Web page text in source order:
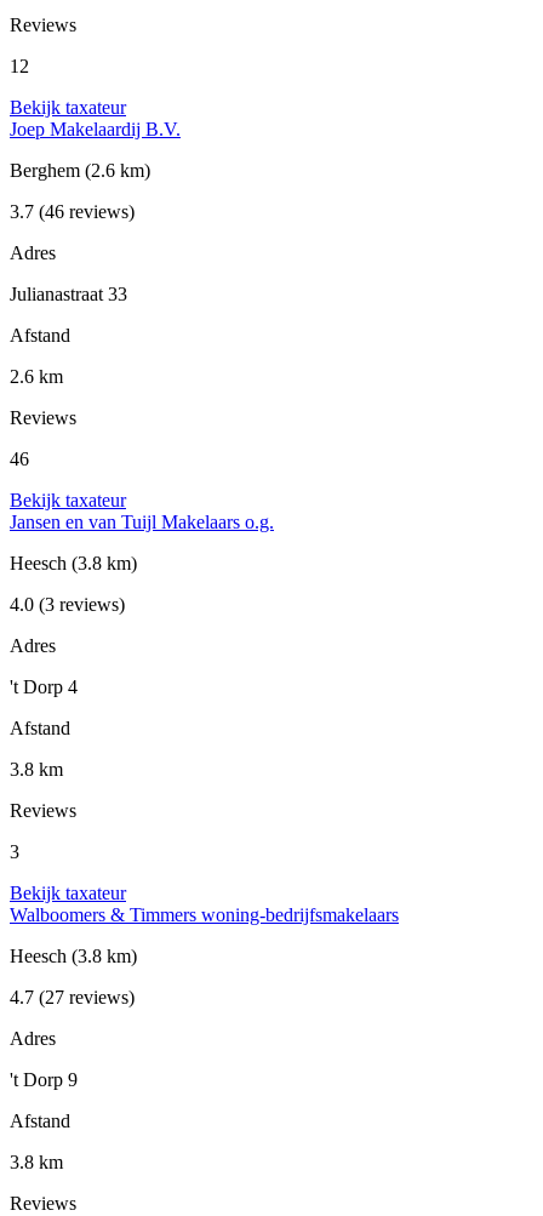
Reviews
12
Bekijk taxateur
Joep Makelaardij B.V.
Berghem (2.6 km)
3.7 (46 reviews)
Adres
Julianastraat 33
Afstand
2.6 km
Reviews
46
Bekijk taxateur
Jansen en van Tuijl Makelaars o.g.
Heesch (3.8 km)
4.0 (3 reviews)
Adres
't Dorp 4
Afstand
3.8 km
Reviews
3
Bekijk taxateur
Walboomers & Timmers woning-bedrijfsmakelaars
Heesch (3.8 km)
4.7 (27 reviews)
Adres
't Dorp 9
Afstand
3.8 km
Reviews